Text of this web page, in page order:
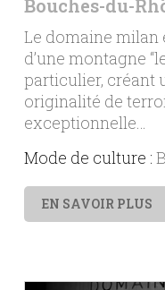
Bouches-du-
Le domaine milan
d’une montagne
particulier, créant
originalité de
exceptionnelle…
Mode de culture :
EN SAVOIR PLUS